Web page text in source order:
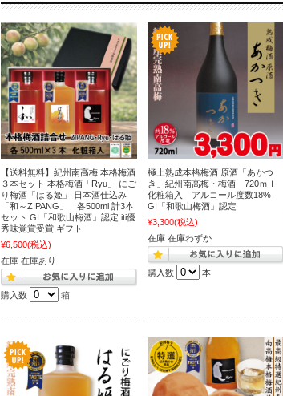
【送料無料】紀州南高梅 本格梅酒
３本セット 本格梅酒「Ryu」 にご
り梅酒「はる姫」 日本酒仕込み
「和～ZIPANG」 各500ml 計3本
セット GI「和歌山梅酒」認定 iti優
秀味覚賞受賞 ギフト
¥6,500(税込)
在庫 在庫あり
購入数 箱
極上熟成本格梅酒 原酒「あかつ
き」紀州南高梅・梅酒 720ｍｌ
化粧箱入 アルコール度数18%
GI「和歌山梅酒」認定
¥3,300(税込)
在庫 在庫わずか
購入数 本